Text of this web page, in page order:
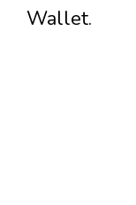
Wallet.